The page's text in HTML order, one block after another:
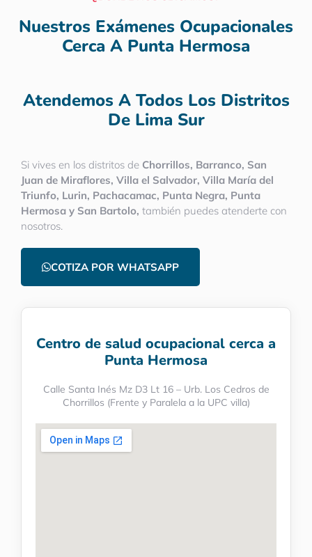
Nuestros Exámenes Ocupacionales
Cerca A Punta Hermosa
Atendemos A Todos Los Distritos
De Lima Sur
Si vives en los distritos de Chorrillos, Barranco, San
Juan de Miraflores, Villa el Salvador, Villa María del
Triunfo, Lurin, Pachacamac, Punta Negra, Punta
Hermosa y San Bartolo, también puedes atenderte con
nosotros.
COTIZA POR WHATSAPP
Centro de salud ocupacional cerca a
Punta Hermosa
Calle Santa Inés Mz D3 Lt 16 – Urb. Los Cedros de
Chorrillos (Frente y Paralela a la UPC villa)